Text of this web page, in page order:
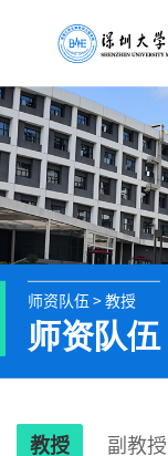
师资队伍 > 教授
师资队伍
教授 副教授